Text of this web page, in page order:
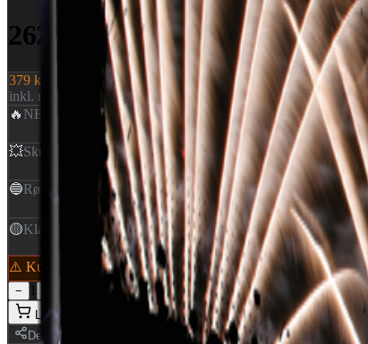
2625 - GREEN BLINK W.
379 kr.
inkl. moms
🔥 NEM 0,308 Kg
💥Skud
🔵Rør Ø
🟡Klasse
⚠️ Kun tilbage på lager — skynd dig!
− 1
Læg i kurv
Del